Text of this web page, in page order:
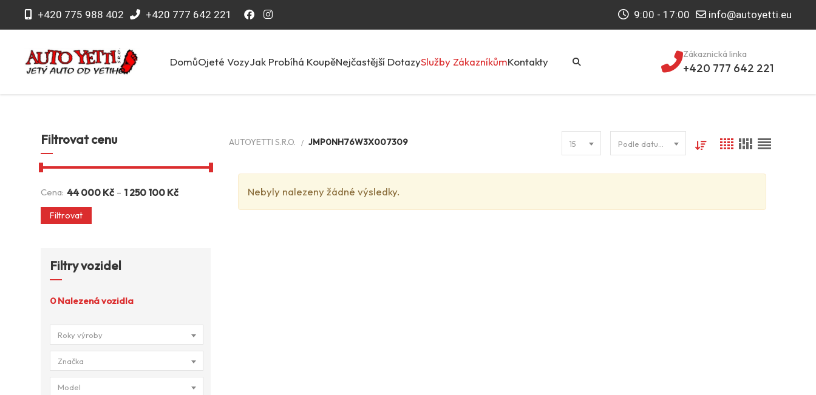
+420 775 988 402 +420 777 642 221 9:00 - 17:00 info@autoyetti.eu
DomůOjeté VozyJak Probíhá KoupěNejčastější DotazySlužby ZákazníkůmKontakty
Zákaznická linka
+420 777 642 221
Filtrovat cenu
Cena: 44 000 Kč - 1 250 100 Kč
Filtrovat
Filtry vozidel
0 Nalezená vozidla
Roky výroby
Značka
Model
AUTOYETTI S.R.O. JMP0NH76W3X007309 15
Nebyly nalezeny žádné výsledky.